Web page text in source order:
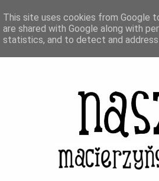
This site uses cookies from Google
are shared with Google along with
statistics, and to detect and address